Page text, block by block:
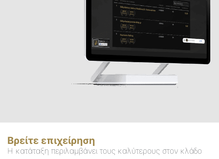
Βρείτε επιχείρηση
Η κατάταξη περιλαμβάνει τους καλύτερους στον κλάδο